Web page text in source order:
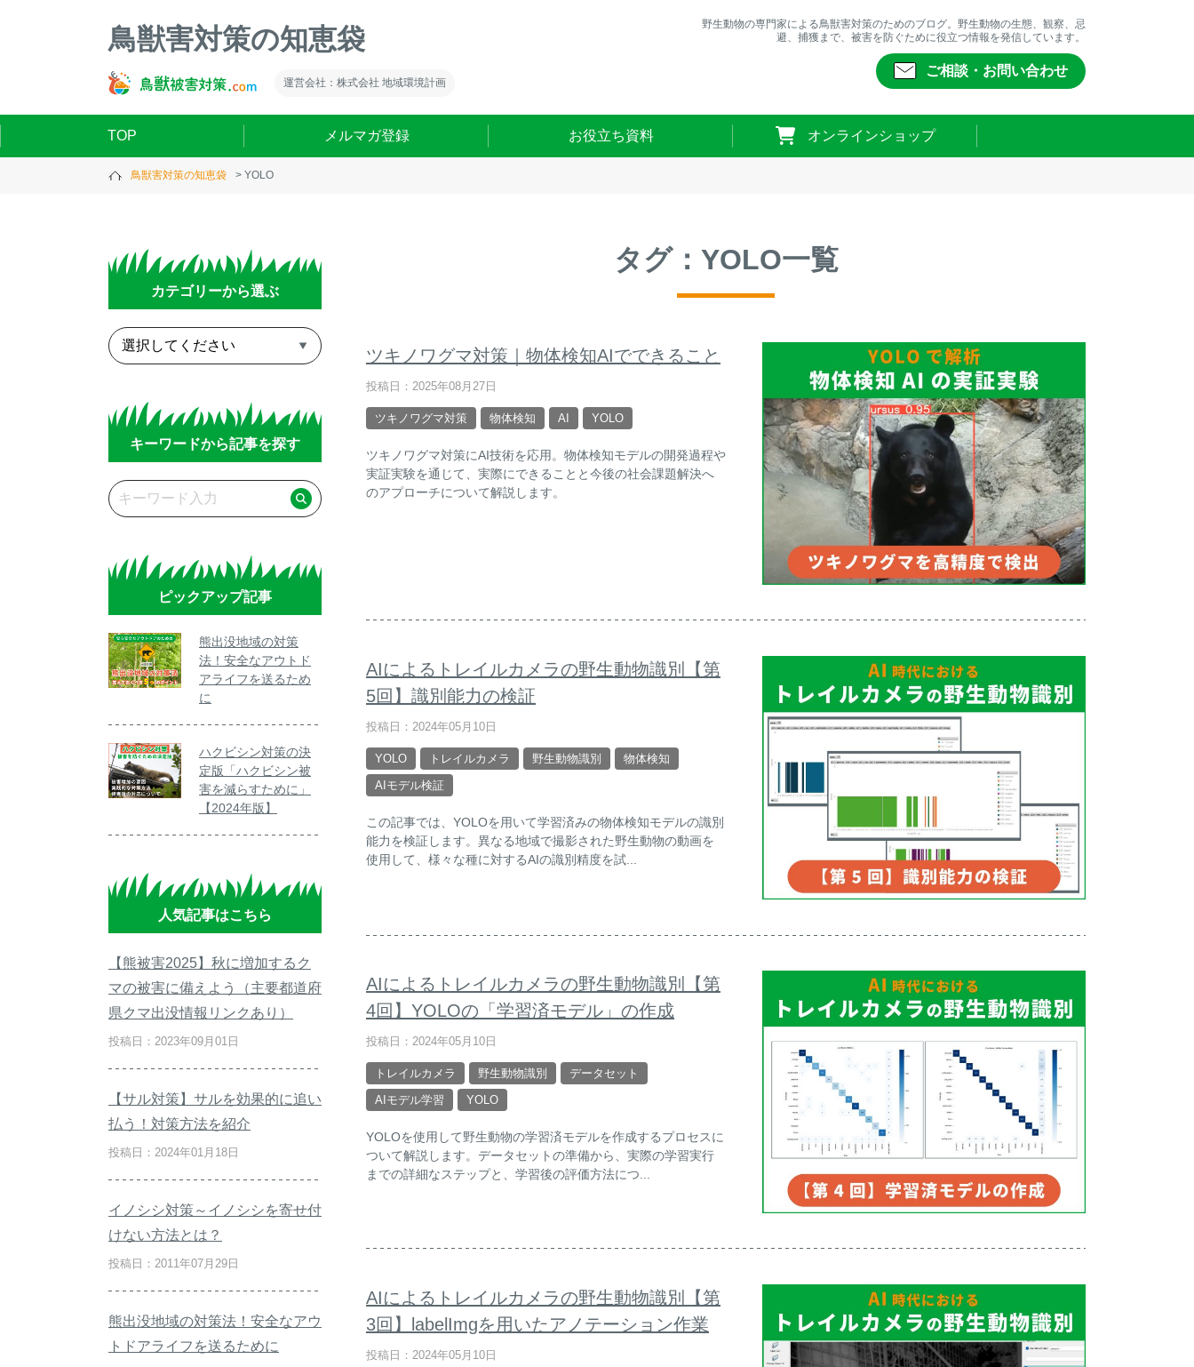
鳥獣害対策の知恵袋
運営会社：株式会社 地域環境計画
野生動物の専門家による鳥獣害対策のためのブログ。野生動物の生態、観察、忌
避、捕獲まで、被害を防ぐために役立つ情報を発信しています。
ご相談・お問い合わせ
TOP メルマガ登録 お役立ち資料 オンラインショップ
鳥獣害対策の知恵袋 YOLO
カテゴリーから選ぶ
キーワードから記事を探す
ピックアップ記事
熊出没地域の対策
法！安全なアウトド
アライフを送るため
に
ハクビシン対策の決
定版「ハクビシン被
害を減らすために」
【2024年版】
人気記事はこちら
【熊被害2025】秋に増加するク
マの被害に備えよう（主要都道府
県クマ出没情報リンクあり）
投稿日：2023年09月01日
【サル対策】サルを効果的に追い
払う！対策方法を紹介
投稿日：2024年01月18日
イノシシ対策～イノシシを寄せ付
けない方法とは？
投稿日：2011年07月29日
熊出没地域の対策法！安全なアウ
トドアライフを送るために
タグ：YOLO一覧
ツキノワグマ対策｜物体検知AIでできること
投稿日：2025年08月27日
ツキノワグマ対策 物体検知 AI YOLO
ツキノワグマ対策にAI技術を応用。物体検知モデルの開発過程や
実証実験を通じて、実際にできることと今後の社会課題解決へ
のアプローチについて解説します。
AIによるトレイルカメラの野生動物識別【第
5回】識別能力の検証
投稿日：2024年05月10日
YOLO トレイルカメラ 野生動物識別
物体検知
AIモデル検証
この記事では、YOLOを用いて学習済みの物体検知モデルの識別
能力を検証します。異なる地域で撮影された野生動物の動画を
使用して、様々な種に対するAIの識別精度を試...
AIによるトレイルカメラの野生動物識別【第
4回】YOLOの「学習済モデル」の作成
投稿日：2024年05月10日
トレイルカメラ 野生動物識別
データセット
AIモデル学習
YOLO
YOLOを使用して野生動物の学習済モデルを作成するプロセスに
ついて解説します。データセットの準備から、実際の学習実行
までの詳細なステップと、学習後の評価方法につ...
AIによるトレイルカメラの野生動物識別【第
3回】labelImgを用いたアノテーション作業
投稿日：2024年05月10日